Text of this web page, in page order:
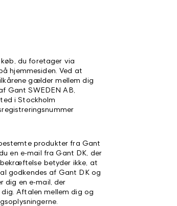
du foretager via
hjemmesiden. Ved at
gælder mellem dig
Gant SWEDEN AB,
i Stockholm
produkter fra Gant
en e-mail fra Gant DK, der
betyder ikke, at
godkendes af Gant DK og
dig en e-mail, der
Aftalen mellem dig og